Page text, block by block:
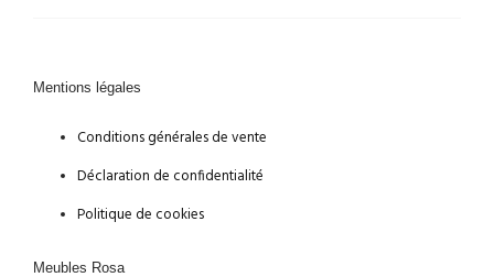
Mentions légales
Conditions générales de vente
Déclaration de confidentialité
Politique de cookies
Meubles Rosa